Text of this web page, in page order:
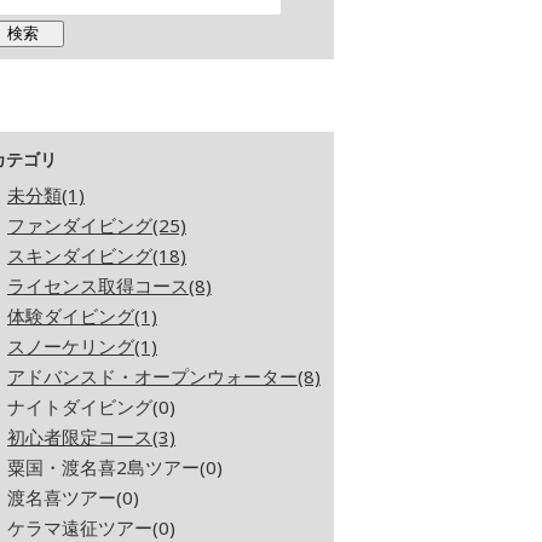
テゴリ
未分類(1)
ファンダイビング(25)
スキンダイビング(18)
ライセンス取得コース(8)
体験ダイビング(1)
スノーケリング(1)
アドバンスド・オープンウォーター(8)
ナイトダイビング(0)
初心者限定コース(3)
粟国・渡名喜2島ツアー(0)
渡名喜ツアー(0)
ケラマ遠征ツアー(0)